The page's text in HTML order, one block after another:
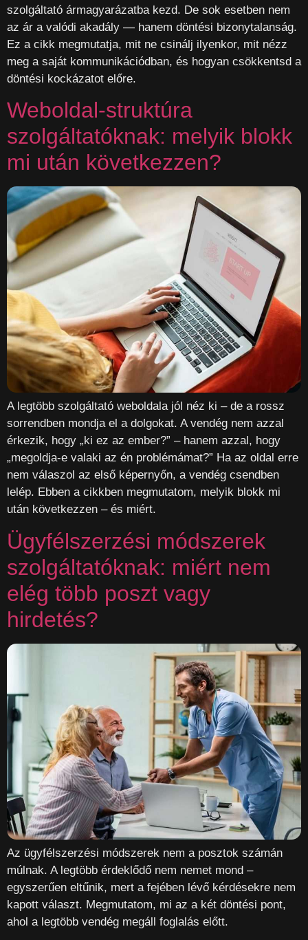
szolgáltató ármagyarázatba kezd. De sok esetben nem
az ár a valódi akadály — hanem döntési bizonytalanság.
Ez a cikk megmutatja, mit ne csinálj ilyenkor, mit nézz
meg a saját kommunikációdban, és hogyan csökkentsd a
döntési kockázatot előre.
Weboldal-struktúra
szolgáltatóknak: melyik blokk
mi után következzen?
A legtöbb szolgáltató weboldala jól néz ki – de a rossz
sorrendben mondja el a dolgokat. A vendég nem azzal
érkezik, hogy „ki ez az ember?” – hanem azzal, hogy
„megoldja-e valaki az én problémámat?” Ha az oldal erre
nem válaszol az első képernyőn, a vendég csendben
lelép. Ebben a cikkben megmutatom, melyik blokk mi
után következzen – és miért.
Ügyfélszerzési módszerek
szolgáltatóknak: miért nem
elég több poszt vagy
hirdetés?
Az ügyfélszerzési módszerek nem a posztok számán
múlnak. A legtöbb érdeklődő nem nemet mond –
egyszerűen eltűnik, mert a fejében lévő kérdésekre nem
kapott választ. Megmutatom, mi az a két döntési pont,
ahol a legtöbb vendég megáll foglalás előtt.